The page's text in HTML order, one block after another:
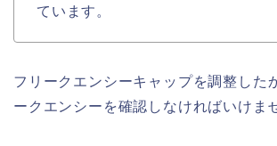
ています。
フリークエンシーキャップを調整した
ークエンシーを確認しなければいけま